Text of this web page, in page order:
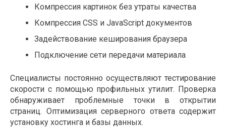
Компрессия картинок без утраты качества
Компрессия CSS и JavaScript документов
Задействование кеширования браузера
Подключение сети передачи материала
Специалисты постоянно осуществляют тестирование
скорости с помощью профильных утилит. Проверка
обнаруживает проблемные точки в открытии
страниц. Оптимизация серверного ответа содержит
установку хостинга и базы данных.